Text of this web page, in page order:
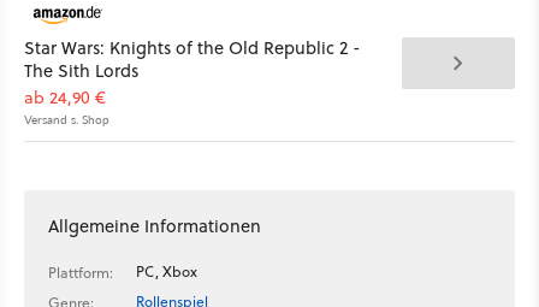
Star Wars: Knights of the Old Republic 2 -
The Sith Lords
ab 24,90 €
Versand s. Shop
Allgemeine Informationen
Plattform:
PC, Xbox
Genre:
Rollenspiel